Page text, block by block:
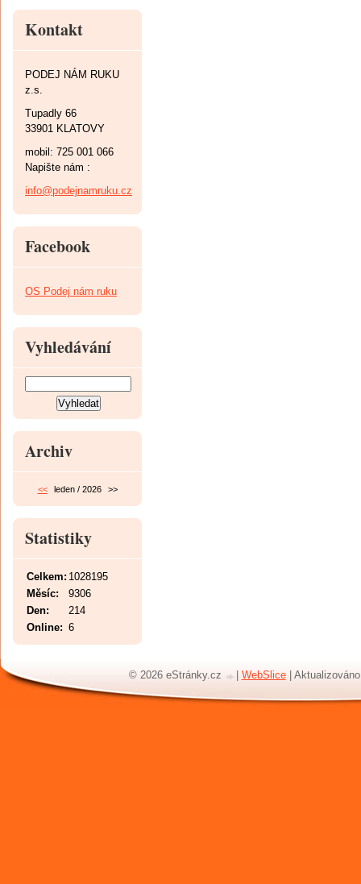
Kontakt
PODEJ NÁM RUKU
z.s.
Tupadly 66
33901 KLATOVY
mobil: 725 001 066
Napište nám :
info@podejnamruku.cz
Facebook
OS Podej nám ruku
Vyhledávání
Archiv
<< leden / 2026 >>
Statistiky
Online: 6
Celkem: 1028195
Měsíc:
9306
Den:
214
© 2026 eStránky.cz WebSlice